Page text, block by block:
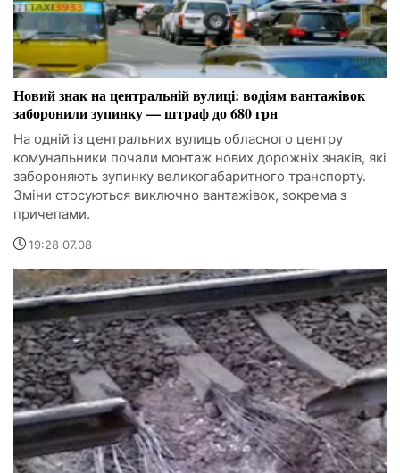
Новий знак на центральній вулиці: водіям вантажівок
заборонили зупинку — штраф до 680 грн
На одній із центральних вулиць обласного центру
комунальники почали монтаж нових дорожніх знаків, які
забороняють зупинку великогабаритного транспорту.
Зміни стосуються виключно вантажівок, зокрема з
причепами.
19:28 07.08